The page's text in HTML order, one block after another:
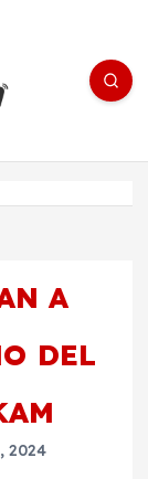
editorial
A
DEL
2024